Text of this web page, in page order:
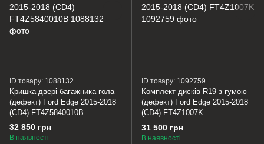
ID товару: 1088132
Кришка двері багажника гола
(дефект) Ford Edge 2015-2018
(CD4) FT4Z5840010B
32 850 грн
В наявності
ID товару: 1092759
Комплект дисків R19 з гумою
(дефект) Ford Edge 2015-2018
(CD4) FT4Z1007K
31 500 грн
В наявності